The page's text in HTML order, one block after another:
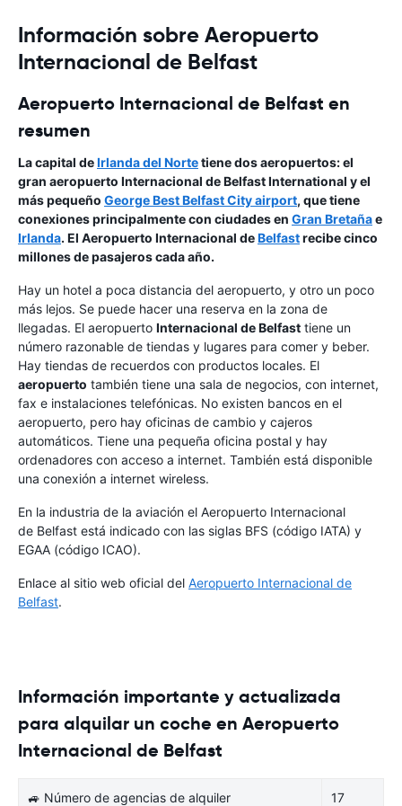
Información sobre Aeropuerto
Internacional de Belfast
Aeropuerto Internacional de Belfast en
resumen
La capital deIrlanda del Nortetiene dos aeropuertos: el
gran aeropuerto Internacional de Belfast International y el
más pequeño George Best Belfast City airport, que tiene
conexiones principalmente con ciudades en Gran Bretañae
Irlanda. El Aeropuerto Internacional deBelfastrecibe cinco
millones de pasajeros cada año.
Hay un hotel a poca distancia del aeropuerto, y otro un poco
más lejos. Se puede hacer una reserva en la zona de
llegadas. El aeropuerto Internacional de Belfast tiene un
número razonable de tiendas y lugares para comer y beber.
Hay tiendas de recuerdos con productos locales. El
aeropuerto también tiene una sala de negocios, con internet,
fax e instalaciones telefónicas. No existen bancos en el
aeropuerto, pero hay oficinas de cambio y cajeros
automáticos. Tiene una pequeña oficina postal y hay
ordenadores con acceso a internet. También está disponible
una conexión a internet wireless.
En la industria de la aviación el Aeropuerto Internacional
de Belfast está indicado con las siglas BFS (código IATA) y
EGAA (código ICAO).
Enlace al sitio web oficial del Aeropuerto Internacional de
Belfast.
Información importante y actualizada
para alquilar un coche en Aeropuerto
Internacional de Belfast
🚙 Número de agencias de alquiler 17